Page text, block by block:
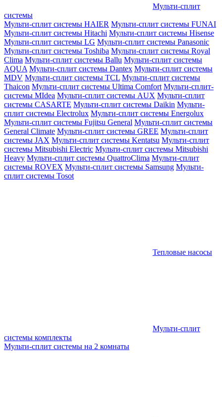
Мульти-сплит
системы
Мульти-сплит системы HAIER Мульти-сплит системы FUNAI
Мульти-сплит системы Hitachi Мульти-сплит системы Hisense
Мульти-сплит системы LG Мульти-сплит системы Panasonic
Мульти-сплит системы Toshiba Мульти-сплит системы Royal
Clima Мульти-сплит системы Ballu Мульти-сплит системы
AQUA Мульти-сплит системы Dantex Мульти-сплит системы
MDV Мульти-сплит системы TCL Мульти-сплит системы
Thaicon Мульти-сплит системы Ultima Comfort Мульти-сплит-
системы MIdea Мульти-сплит системы AUX Мульти-сплит
системы CASARTE Мульти-сплит системы Daikin Мульти-
сплит системы Electrolux Мульти-сплит системы Energolux
Мульти-сплит системы Fujitsu General Мульти-сплит системы
General Climate Мульти-сплит системы GREE Мульти-сплит
системы JAX Мульти-сплит системы Kentatsu Мульти-сплит
системы Mitsubishi Electric Мульти-сплит системы Mitsubishi
Heavy Мульти-сплит системы QuattroClima Мульти-сплит
системы ROVEX Мульти-сплит системы Samsung Мульти-
сплит системы Tosot
Тепловые насосы
Мульти-сплит
системы комплекты
Мульти-сплит системы на 2 комнаты